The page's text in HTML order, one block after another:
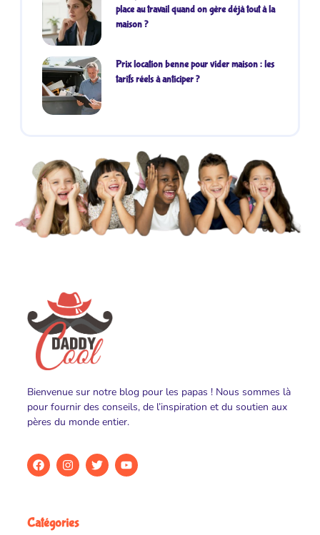
place au travail quand on gère déjà tout à la
maison ?
Prix location benne pour vider maison : les
tarifs réels à anticiper ?
Bienvenue sur notre blog pour les papas ! Nous sommes là
pour fournir des conseils, de l’inspiration et du soutien aux
pères du monde entier.
Catégories